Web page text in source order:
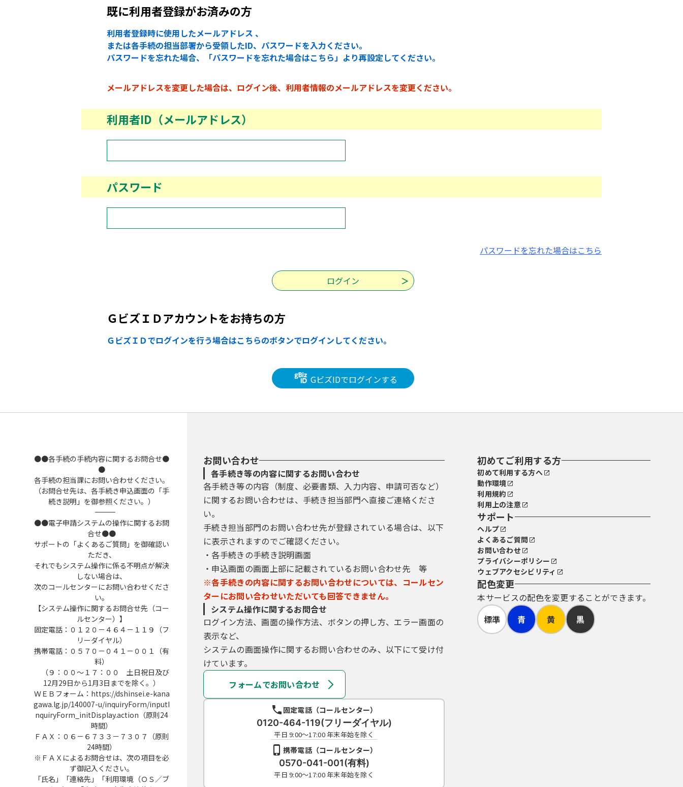
既に利用者登録がお済みの方
利用者登録時に使用したメールアドレス 、
または各手続の担当部署から受領したID、パスワードを入力ください。
パスワードを忘れた場合、「パスワードを忘れた場合はこちら」より再設定してください。
メールアドレスを変更した場合は、ログイン後、利用者情報のメールアドレスを変更ください。
利用者ID（メールアドレス）
パスワード
パスワードを忘れた場合はこちら
ＧビズＩＤアカウントをお持ちの方
ＧビズＩＤでログインを行う場合はこちらのボタンでログインしてください。
GビズIDでログインする
●●各手続の手続内容に関するお問合せ●
●
各手続の担当課にお問い合わせください。
（お問合せ先は、各手続き申込画面の「手
続き説明」を御参照ください。）
――――――――――――――――――――――――――――――――――――――――――――――――――
●●電子申請システムの操作に関するお問
合せ●●
サポートの「よくあるご質問」を御確認い
ただき、
それでもシステム操作に係る不明点が解決
しない場合は、
次のコールセンターにお問い合わせくださ
い。
【システム操作に関するお問合せ先（コー
ルセンター）】
固定電話：０１２０－４６４－１１９（フ
リーダイヤル）
携帯電話：０５７０－０４１－００１（有
料）
（９：００～１７：００ 土日祝日及び
12月29日から1月3日までを除く。）
ＷＥＢフォーム：https://dshinsei.e-kana
gawa.lg.jp/140007-u/inquiryForm/inputI
nquiryForm_initDisplay.action（原則24
時間）
ＦＡＸ：０６－６７３３－７３０７（原則
24時間）
※ＦＡＸによるお問合せは、次の項目を必
ず御記入ください。
「氏名」「連絡先」「利用環境（ＯＳ／ブ
お問い合わせ
各手続き等の内容に関するお問い合わせ
各手続き等の内容（制度、必要書類、入力内容、申請可否など）
に関するお問い合わせは、手続き担当部門へ直接ご連絡くださ
い。
手続き担当部門のお問い合わせ先が登録されている場合は、以下
に表示されますのでご確認ください。
・各手続きの手続き説明画面
・申込画面の画面上部に記載されているお問い合わせ先 等
※各手続きの内容に関するお問い合わせについては、コールセン
ターにお問い合わせいただいても回答できません。
システム操作に関するお問合せ
ログイン方法、画面の操作方法、ボタンの押し方、エラー画面の
表示など、
システムの画面操作に関するお問い合わせのみ、以下にて受け付
けています。
フォームでお問い合わせ
固定電話（コールセンター）
0120-464-119(フリーダイヤル)
平日 9:00～17:00 年末年始を除く
携帯電話（コールセンター）
0570-041-001(有料)
平日 9:00～17:00 年末年始を除く
初めてご利用する方
初めて利用する方へ
動作環境
利用規約
利用上の注意
サポート
ヘルプ
よくあるご質問
お問い合わせ
プライバシーポリシー
ウェブアクセシビリティ
配色変更
本サービスの配色を変更することができます。
標準
青 黄 黒